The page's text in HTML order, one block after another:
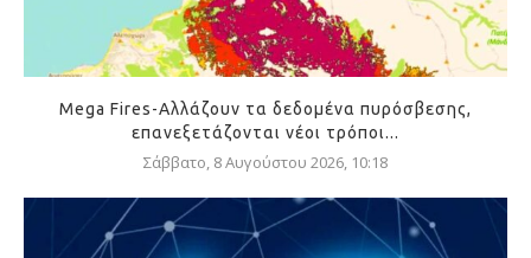
Mega Fires-Αλλάζουν τα δεδομένα πυρόσβεσης,
επανεξετάζονται νέοι τρόποι...
Σάββατο, 8 Αυγούστου 2026, 10:18